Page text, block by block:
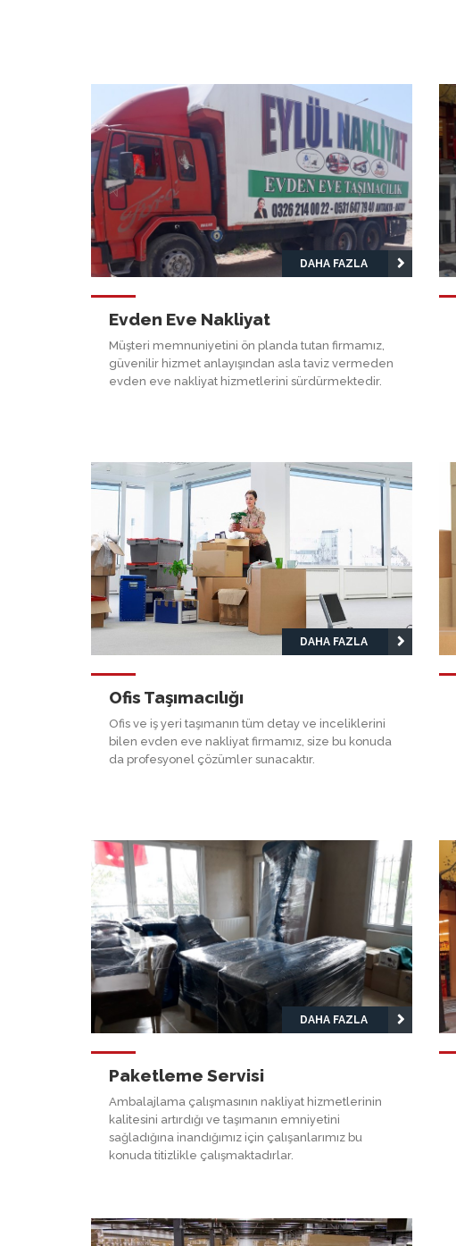
DAHA FAZLA
Evden Eve Nakliyat
Müşteri memnuniyetini ön planda tutan firmamız,
güvenilir hizmet anlayışından asla taviz vermeden
evden eve nakliyat hizmetlerini sürdürmektedir.
DAHA FAZLA
Ofis Taşımacılığı
Ofis ve iş yeri taşımanın tüm detay ve inceliklerini
bilen evden eve nakliyat firmamız, size bu konuda
da profesyonel çözümler sunacaktır.
DAHA FAZLA
Paketleme Servisi
Ambalajlama çalışmasının nakliyat hizmetlerinin
kalitesini artırdığı ve taşımanın emniyetini
sağladığına inandığımız için çalışanlarımız bu
konuda titizlikle çalışmaktadırlar.